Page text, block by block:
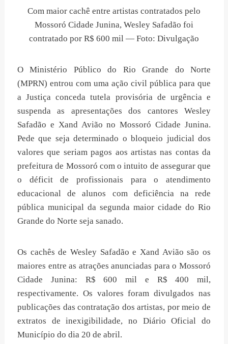
Com maior cachê entre artistas contratados pelo
Mossoró Cidade Junina, Wesley Safadão foi
contratado por R$ 600 mil — Foto: Divulgação
O Ministério Público do Rio Grande do Norte
(MPRN) entrou com uma ação civil pública para que
a Justiça conceda tutela provisória de urgência e
suspenda as apresentações dos cantores Wesley
Safadão e Xand Avião no Mossoró Cidade Junina.
Pede que seja determinado o bloqueio judicial dos
valores que seriam pagos aos artistas nas contas da
prefeitura de Mossoró com o intuito de assegurar que
o déficit de profissionais para o atendimento
educacional de alunos com deficiência na rede
pública municipal da segunda maior cidade do Rio
Grande do Norte seja sanado.
Os cachês de Wesley Safadão e Xand Avião são os
maiores entre as atrações anunciadas para o Mossoró
Cidade Junina: R$ 600 mil e R$ 400 mil,
respectivamente. Os valores foram divulgados nas
publicações das contratação dos artistas, por meio de
extratos de inexigibilidade, no Diário Oficial do
Município do dia 20 de abril.